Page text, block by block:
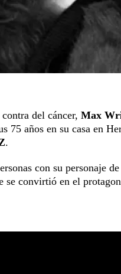
del cáncer, Max
75 años en su casa en
.
con su personaje de
convirtió en el